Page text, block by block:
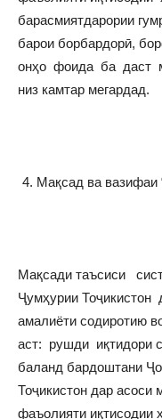
барасмиятдарории
барои борбардорӣ,
онҳо фоида ба даст
низ камтар мегардад.
Мақсад ва вазифаи
Мақсади таъсиси
Ҷумҳурии Тоҷикистон
амалиёти содиротию
аст: рушди иқтидори
баланд бардоштани
Тоҷикистон дар асоси
фаъолияти иқтисодии